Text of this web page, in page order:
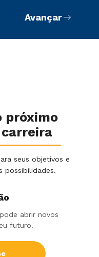
Avançar
próximo
carreira
seus objetivos e
possibilidades.
abrir novos
futuro.